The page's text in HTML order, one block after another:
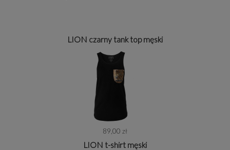
LION czarny tank top męski
89,00 zł
LION t-shirt męski